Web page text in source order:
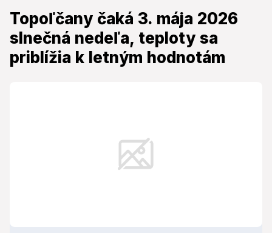
Topoľčany čaká 3. mája 2026
slnečná nedeľa, teploty sa
priblížia k letným hodnotám
Topoľčany čaká 3. mája 2026
slnečná nedeľa, teploty sa
priblížia k letným hodnotám